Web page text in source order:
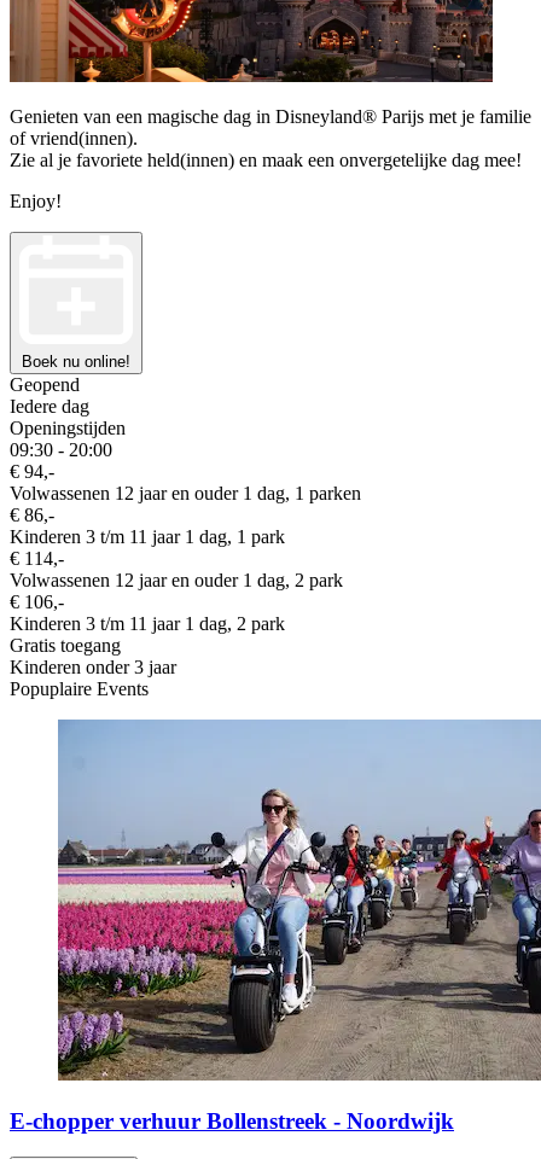
Genieten van een magische dag in Disneyland® Parijs met je familie
of vriend(innen).
Zie al je favoriete held(innen) en maak een onvergetelijke dag mee!
Enjoy!
Boek nu online!
Geopend
Iedere dag
Openingstijden
09:30 - 20:00
€ 94,-
Volwassenen 12 jaar en ouder 1 dag, 1 parken
€ 86,-
Kinderen 3 t/m 11 jaar 1 dag, 1 park
€ 114,-
Volwassenen 12 jaar en ouder 1 dag, 2 park
€ 106,-
Kinderen 3 t/m 11 jaar 1 dag, 2 park
Gratis toegang
Kinderen onder 3 jaar
Popuplaire Events
E-chopper verhuur Bollenstreek - Noordwijk